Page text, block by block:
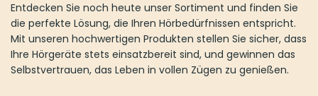
Entdecken Sie noch heute unser Sortiment und finden Sie
die perfekte Lösung, die Ihren Hörbedürfnissen entspricht.
Mit unseren hochwertigen Produkten stellen Sie sicher, dass
Ihre Hörgeräte stets einsatzbereit sind, und gewinnen das
Selbstvertrauen, das Leben in vollen Zügen zu genießen.